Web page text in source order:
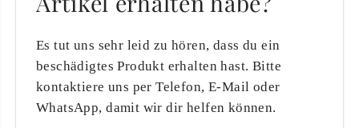
Es tut uns sehr leid zu hören, dass du ein
beschädigtes Produkt erhalten hast. Bitte
kontaktiere uns per Telefon, E-Mail oder
WhatsApp, damit wir dir helfen können.